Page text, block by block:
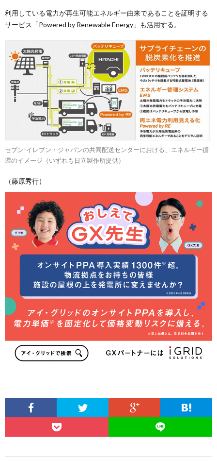
利用している電力が再生可能エネルギー由来であることを証明する
サービス「Powered by Renewable Energy」も活用する。
セブン-イレブン・ジャパンの共同配送センターにおける、エネルギー循
環のイメージ（いずれも日立製作所提供）
（藤原秀行）